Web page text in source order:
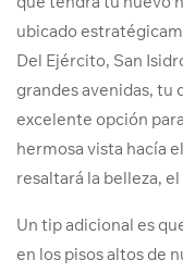
ubicado
Del Ejército, San
grandes avenidas, tu
excelente opción
hermosa vista hacía
resaltará la belleza,
Un tip adicional es
en los pisos altos de